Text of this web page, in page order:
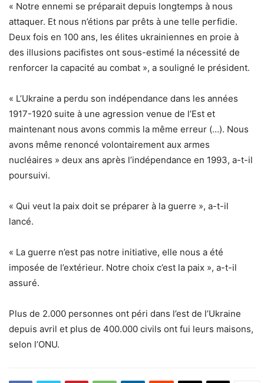
« Notre ennemi se préparait depuis longtemps à nous
attaquer. Et nous n’étions par prêts à une telle perfidie.
Deux fois en 100 ans, les élites ukrainiennes en proie à
des illusions pacifistes ont sous-estimé la nécessité de
renforcer la capacité au combat », a souligné le président.
« L’Ukraine a perdu son indépendance dans les années
1917-1920 suite à une agression venue de l’Est et
maintenant nous avons commis la même erreur (…). Nous
avons même renoncé volontairement aux armes
nucléaires » deux ans après l’indépendance en 1993, a-t-il
poursuivi.
« Qui veut la paix doit se préparer à la guerre », a-t-il
lancé.
« La guerre n’est pas notre initiative, elle nous a été
imposée de l’extérieur. Notre choix c’est la paix », a-t-il
assuré.
Plus de 2.000 personnes ont péri dans l’est de l’Ukraine
depuis avril et plus de 400.000 civils ont fui leurs maisons,
selon l’ONU.